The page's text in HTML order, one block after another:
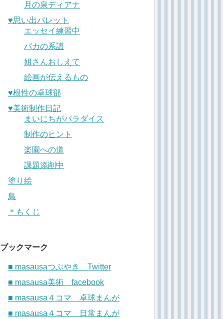
月の泉ディアナ
♥︎思い出パレット
エッセイ練習中
バカの系譜
姐さんおしえて
絵画が伝えるもの
♥︎根性の卓球部
♥︎美術制作日記
まいにちがパラダイス
制作のヒント
楽園への道
課題添削中
塗り絵
鳥
＊もくじ
ブックマーク
■ masausaつぶやき Twitter
■ masausa美術 facebook
■ masausa４コマ 卓球まんが
■ masausa４コマ 日常まんが